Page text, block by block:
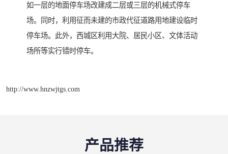
如一层的地面停车场改建成二层或三层的机械式停车
场。同时，利用征而未建的市政代征道路用地建设临时
停车场。此外，西城区利用大院、居民小区、文体活动
场所等实行错时停车。
http://www.hnzwjtgs.com
产品推荐